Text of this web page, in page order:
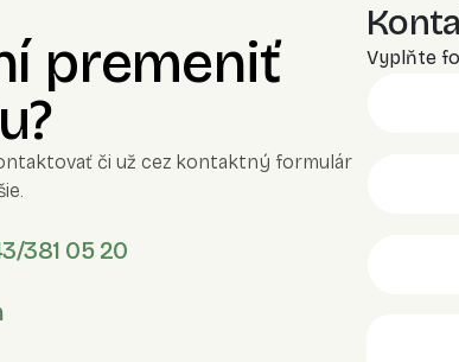
premeniť
či už cez kontaktný formulár
381 05 20
Vyplňte